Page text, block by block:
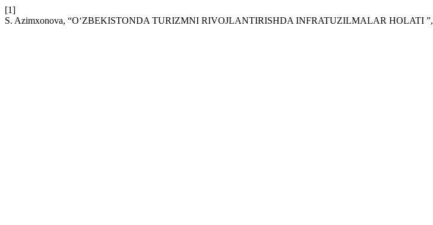
[1]
S. Azimxonova, “O‘ZBEKISTONDA TURIZMNI RIVOJLANTIRISHDA INFRATUZILMALAR HOLATI ”,